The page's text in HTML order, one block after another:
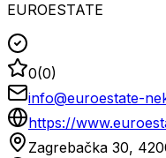
EUROESTATE
0(0)
info@euroestate-
https://
Zagrebačka 30,